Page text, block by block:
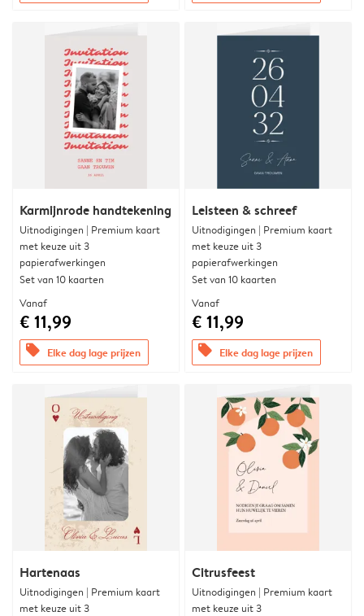
Karmijnrode handtekening
Uitnodigingen | Premium kaart
met keuze uit 3
papierafwerkingen
Set van 10 kaarten
Vanaf
€ 11,99
offers Elke dag lage prijzen
Leisteen & schreef
Uitnodigingen | Premium kaart
met keuze uit 3
papierafwerkingen
Set van 10 kaarten
Vanaf
€ 11,99
offers Elke dag lage prijzen
Hartenaas
Uitnodigingen | Premium kaart
met keuze uit 3
Citrusfeest
Uitnodigingen | Premium kaart
met keuze uit 3